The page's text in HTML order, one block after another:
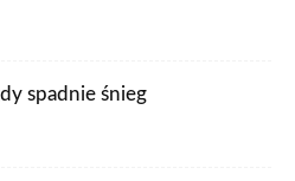
spadnie śnieg